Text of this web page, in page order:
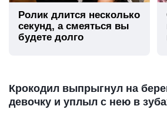
Ролик длится несколько
секунд, а смеяться вы
будете долго
Крокодил выпрыгнул на
девочку и уплыл с нею в